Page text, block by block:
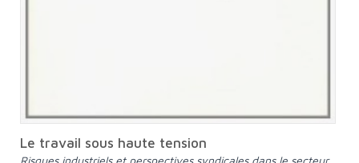
Le travail sous haute tension